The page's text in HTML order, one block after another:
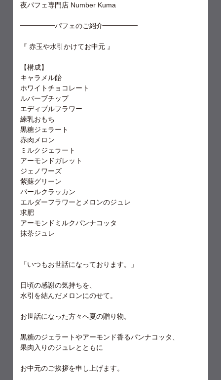
夜パフェ専門店 Number Kuma
━━━━━パフェのご紹介━━━━━
『 赤玉や水引かけてお中元 』
【構成】
キャラメル飴
ホワイトチョコレート
ルバーブチップ
エディブルフラワー
練乳おもち
黒糖ジェラート
赤肉メロン
ミルクジェラート
アーモンドガレット
ジェノワーズ
紫蘇グリーン
パールクラッカン
エルダーフラワーとメロンのジュレ
求肥
アーモンドミルクパンナコッタ
抹茶ジュレ
「いつもお世話になっております。」
日頃の感謝の気持ちを、
水引を結んだメロンにのせて。
お世話になった方々へ夏の贈り物。
黒糖のジェラートやアーモンド香るパンナコッタ、
果肉入りのジュレとともに
お中元のご挨拶を申し上げます。